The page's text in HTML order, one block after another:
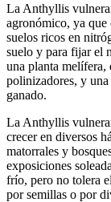
La Anthyllis
agronómico, ya que
suelos ricos en
suelo y para fijar el
una planta melífera,
polinizadores, y
ganado.
La Anthyllis
crecer en diversos
matorrales y
exposiciones
frío, pero no tolera
por semillas o por